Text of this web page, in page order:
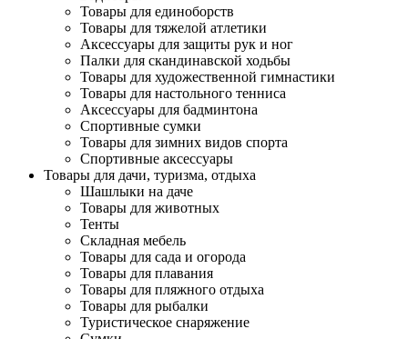
Товары для единоборств
Товары для тяжелой атлетики
Аксессуары для защиты рук и ног
Палки для скандинавской ходьбы
Товары для художественной гимнастики
Товары для настольного тенниса
Аксессуары для бадминтона
Спортивные сумки
Товары для зимних видов спорта
Спортивные аксессуары
Товары для дачи, туризма, отдыха
Шашлыки на даче
Товары для животных
Тенты
Складная мебель
Товары для сада и огорода
Товары для плавания
Товары для пляжного отдыха
Товары для рыбалки
Туристическое снаряжение